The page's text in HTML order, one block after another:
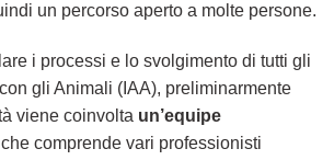
un percorso aperto a molte persone.
i processi e lo svolgimento di tutti gli
gli Animali (IAA), preliminarmente
viene coinvolta un’equipe
che comprende vari professionisti